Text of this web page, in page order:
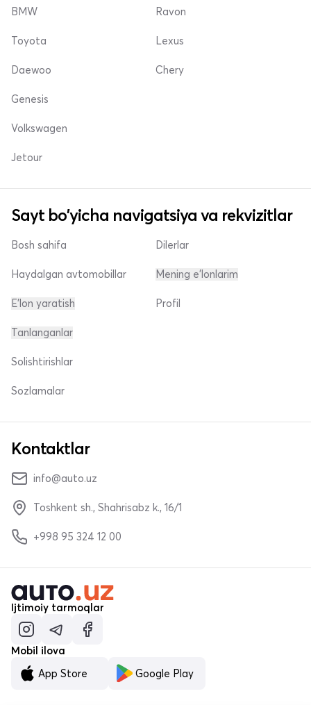
BMW
Toyota
Daewoo
Ravon
Lexus
Chery
Genesis
Volkswagen
Jetour
Sayt bo'yicha navigatsiya va rekvizitlar
Bosh sahifa
Haydalgan avtomobillar
E'lon yaratish
Dilerlar
Mening e'lonlarim
Profil
Tanlanganlar
Solishtirishlar
Sozlamalar
Kontaktlar
info@auto.uz
Toshkent sh., Shahrisabz k., 16/1
+998 95 324 12 00
Ijtimoiy tarmoqlar
Mobil ilova
App Store
Google Play